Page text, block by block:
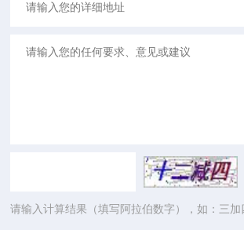
请输入计算结果（填写阿拉伯数字），如：三加